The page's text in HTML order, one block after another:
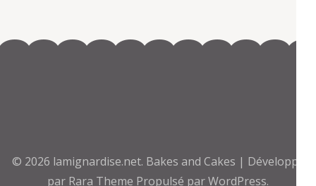
© 2026 lamignardise.net. Bakes and Cakes | Développé
par Rara Theme Propulsé parWordPress.